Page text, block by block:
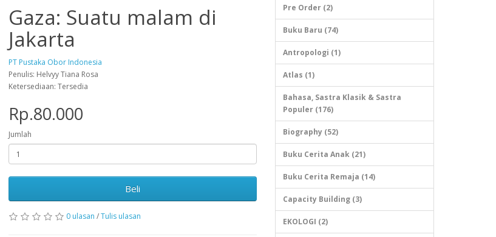
Gaza: Suatu malam di
Jakarta
PT Pustaka Obor Indonesia
Penulis: Helvyy Tiana Rosa
Ketersediaan: Tersedia
Rp.80.000
Jumlah
Beli
0 ulasan /Tulis ulasan
Pre Order (2)
Buku Baru (74)
Antropologi (1)
Atlas (1)
Bahasa, Sastra Klasik & Sastra
Populer (176)
Biography (52)
Buku Cerita Anak (21)
Buku Cerita Remaja (14)
Capacity Building (3)
EKOLOGI (2)